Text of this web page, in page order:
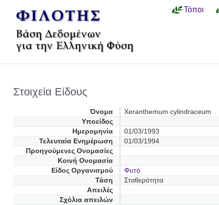
Τόποι
Στοιχεία Είδους
Όνομα
Xeranthemum cylindraceum
Υποείδος
Ημερομηνία
01/03/1993
Τελευταία Ενημέρωση
01/03/1994
Προηγούμενες Oνομασίες
Κοινή Ονομασία
Είδος Οργανισμού
Φυτό
Τάση
Σταθερότητα
Απειλές
Σχόλια απειλών